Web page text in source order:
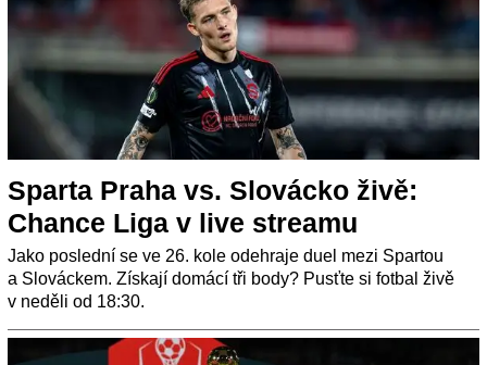
Sparta Praha vs. Slovácko živě:
Chance Liga v live streamu
Jako poslední se ve 26. kole odehraje duel mezi Spartou
a Slováckem. Získají domácí tři body? Pusťte si fotbal živě
v neděli od 18:30.